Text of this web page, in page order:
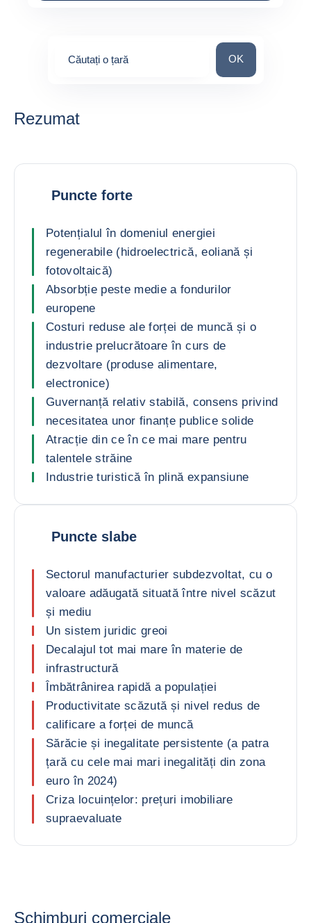
Căutați o țară Căutați o țară
OK
Rezumat
Puncte forte
Potențialul în domeniul energiei
regenerabile (hidroelectrică, eoliană și
fotovoltaică)
Absorbție peste medie a fondurilor
europene
Costuri reduse ale forței de muncă și o
industrie prelucrătoare în curs de
dezvoltare (produse alimentare,
electronice)
Guvernanță relativ stabilă, consens privind
necesitatea unor finanțe publice solide
Atracție din ce în ce mai mare pentru
talentele străine
Industrie turistică în plină expansiune
Puncte slabe
Sectorul manufacturier subdezvoltat, cu o
valoare adăugată situată între nivel scăzut
și mediu
Un sistem juridic greoi
Decalajul tot mai mare în materie de
infrastructură
Îmbătrânirea rapidă a populației
Productivitate scăzută și nivel redus de
calificare a forței de muncă
Sărăcie și inegalitate persistente (a patra
țară cu cele mai mari inegalități din zona
euro în 2024)
Criza locuințelor: prețuri imobiliare
supraevaluate
Schimburi comerciale